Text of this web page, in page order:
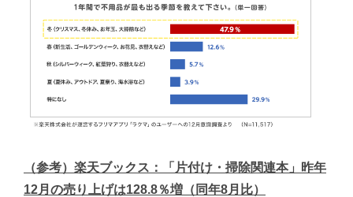
（参考）楽天ブックス：「片付け・掃除関連本」昨年
12月の売り上げは128.8％増（同年8月比）​